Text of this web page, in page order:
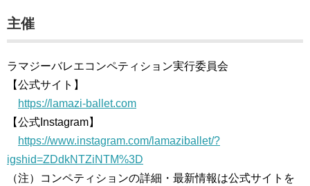
主催
ラマジーバレエコンペティション実行委員会
【公式サイト】
https://lamazi-ballet.com
【公式Instagram】
https://www.instagram.com/lamaziballet/?
igshid=ZDdkNTZiNTM%3D
（注）コンペティションの詳細・最新情報は公式サイトを